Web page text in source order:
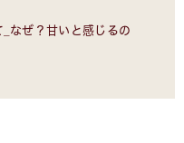
なぜ？甘いと感じるの